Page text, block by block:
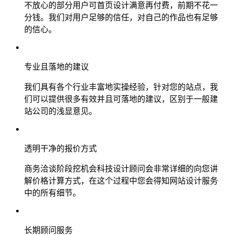
不放心的部分用户可首页设计满意再付费，前期不花一
分钱。我们对用户足够的信任，对自己的作品也有足够
的信心。
专业且落地的建议
我们具有各个行业丰富地实操经验，针对您的站点，我
们可以提供很多有效并且可落地的建议，区别于一般建
站公司的浅显意见。
透明干净的报价方式
商务洽谈阶段挖机会科技设计顾问会非常详细的向您讲
解价格计算方式，在这个过程中您会得知网站设计服务
中的所有细节。
长期顾问服务